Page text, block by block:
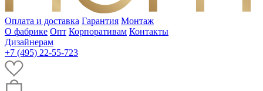
Оплата и доставка Гарантия Монтаж
О фабрике Опт Корпоративам Контакты
Дизайнерам
+7 (495) 22-55-723